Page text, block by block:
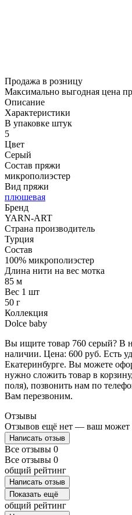
Продажа в розницу
Максимально выгодная цена
Описание
Характеристики
В упаковке штук
5
Цвет
Серый
Состав пряжи
микрополиэстер
Вид пряжи
плюшевая
Бренд
YARN-ART
Страна производитель
Турция
Состав
100% микрополиэстер
Длина нити на вес мотка
85 м
Вес 1 шт
50 г
Коллекция
Dolce baby
Вы ищите товар 760 серый? В
наличии. Цена: 600 руб. Есть
Екатеринбурге. Вы можете
нужно сложить товар в
поля), позвонить нам по
Вам перезвоним.
Отзывы
Отзывов ещё нет — ваш может
Написать отзыв
Все отзывы 0
Все отзывы 0
общий рейтинг
Написать отзыв
Показать ещё
общий рейтинг